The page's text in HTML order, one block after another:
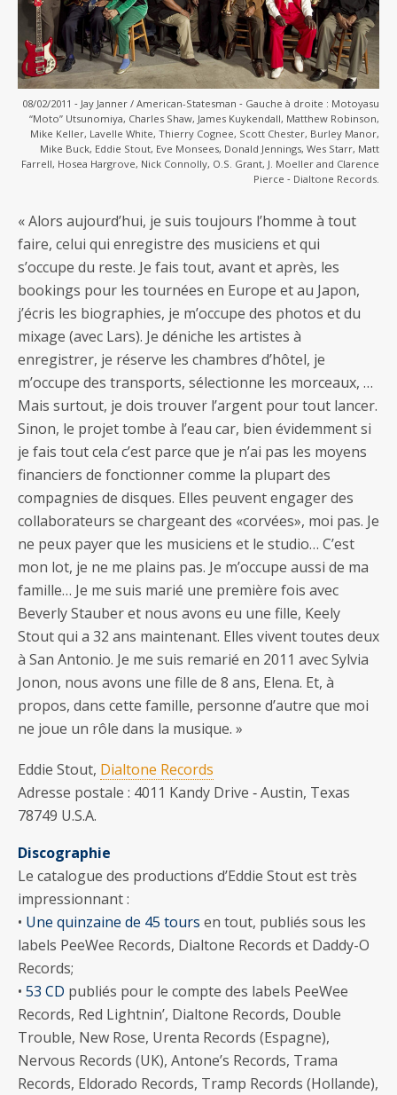
08/02/2011 ‐ Jay Janner / American-Statesman ‐ Gauche à droite : Motoyasu
“Moto” Utsunomiya, Charles Shaw, James Kuykendall, Matthew Robinson,
Mike Keller, Lavelle White, Thierry Cognee, Scott Chester, Burley Manor,
Mike Buck, Eddie Stout, Eve Monsees, Donald Jennings, Wes Starr, Matt
Farrell, Hosea Hargrove, Nick Connolly, O.S. Grant, J. Moeller and Clarence
Pierce ‐ Dialtone Records.
« Alors aujourd’hui, je suis toujours l’homme à tout
faire, celui qui enregistre des musiciens et qui
s’occupe du reste. Je fais tout, avant et après, les
bookings pour les tournées en Europe et au Japon,
j’écris les biographies, je m’occupe des photos et du
mixage (avec Lars). Je déniche les artistes à
enregistrer, je réserve les chambres d’hôtel, je
m’occupe des transports, sélectionne les morceaux, …
Mais surtout, je dois trouver l’argent pour tout lancer.
Sinon, le projet tombe à l’eau car, bien évidemment si
je fais tout cela c’est parce que je n’ai pas les moyens
financiers de fonctionner comme la plupart des
compagnies de disques. Elles peuvent engager des
collaborateurs se chargeant des «corvées», moi pas. Je
ne peux payer que les musiciens et le studio… C’est
mon lot, je ne me plains pas. Je m’occupe aussi de ma
famille… Je me suis marié une première fois avec
Beverly Stauber et nous avons eu une fille, Keely
Stout qui a 32 ans maintenant. Elles vivent toutes deux
à San Antonio. Je me suis remarié en 2011 avec Sylvia
Jonon, nous avons une fille de 8 ans, Elena. Et, à
propos, dans cette famille, personne d’autre que moi
ne joue un rôle dans la musique. »
Eddie Stout, Dialtone Records
Adresse postale : 4011 Kandy Drive ‐ Austin, Texas
78749 U.S.A.
Discographie
Le catalogue des productions d’Eddie Stout est très
impressionnant :
• Une quinzaine de 45 tours en tout, publiés sous les
labels PeeWee Records, Dialtone Records et Daddy-O
Records;
• 53 CD publiés pour le compte des labels PeeWee
Records, Red Lightnin’, Dialtone Records, Double
Trouble, New Rose, Urenta Records (Espagne),
Nervous Records (UK), Antone’s Records, Trama
Records, Eldorado Records, Tramp Records (Hollande),